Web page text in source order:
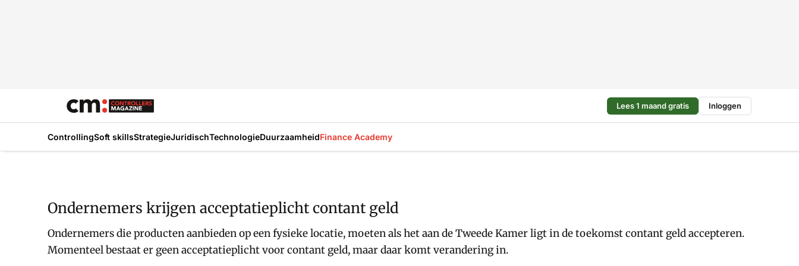
Lees 1 maand gratis Inloggen
ControllingSoft skillsStrategieJuridischTechnologieDuurzaamheidFinance Academy
Ondernemers krijgen acceptatieplicht contant geld
Ondernemers die producten aanbieden op een fysieke locatie, moeten als het aan de Tweede Kamer ligt in de toekomst contant geld accepteren.
Momenteel bestaat er geen acceptatieplicht voor contant geld, maar daar komt verandering in.